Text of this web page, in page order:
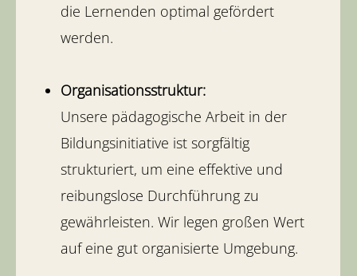
die Lernenden optimal gefördert
werden.
Organisationsstruktur:
Unsere pädagogische Arbeit in der
Bildungsinitiative ist sorgfältig
strukturiert, um eine effektive und
reibungslose Durchführung zu
gewährleisten. Wir legen großen Wert
auf eine gut organisierte Umgebung.